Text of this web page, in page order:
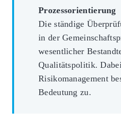
Prozessorientierung
Die ständige
in der
wesentlicher
Qualitätspolitik.
Risikomanagement
Bedeutung zu.